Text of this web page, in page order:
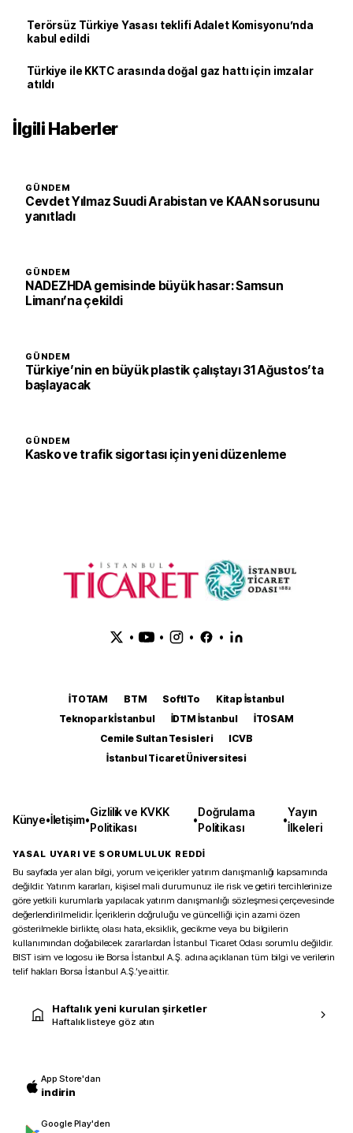
Terörsüz Türkiye Yasası teklifi Adalet Komisyonu’nda
kabul edildi
Türkiye ile KKTC arasında doğal gaz hattı için imzalar
atıldı
İlgili Haberler
GÜNDEM
Cevdet Yılmaz Suudi Arabistan ve KAAN sorusunu
yanıtladı
GÜNDEM
NADEZHDA gemisinde büyük hasar: Samsun
Limanı’na çekildi
GÜNDEM
Türkiye’nin en büyük plastik çalıştayı 31 Ağustos’ta
başlayacak
GÜNDEM
Kasko ve trafik sigortası için yeni düzenleme
• • • •
İTOTAM BTM SoftITo
Kitap İstanbul
Teknopark İstanbul
İDTM İstanbul
İTOSAM
Cemile Sultan Tesisleri
ICVB
İstanbul Ticaret Üniversitesi
Künye•İletişim•
Gizlilik ve KVKK
Politikası
•
Doğrulama
Politikası
•
Yayın
İlkeleri
YASAL UYARI VE SORUMLULUK REDDİ
Bu sayfada yer alan bilgi, yorum ve içerikler yatırım danışmanlığı kapsamında
değildir. Yatırım kararları, kişisel mali durumunuz ile risk ve getiri tercihlerinize
göre yetkili kurumlarla yapılacak yatırım danışmanlığı sözleşmesi çerçevesinde
değerlendirilmelidir. İçeriklerin doğruluğu ve güncelliği için azami özen
gösterilmekle birlikte, olası hata, eksiklik, gecikme veya bu bilgilerin
kullanımından doğabilecek zararlardan İstanbul Ticaret Odası sorumlu değildir.
BIST isim ve logosu ile Borsa İstanbul A.Ş. adına açıklanan tüm bilgi ve verilerin
telif hakları Borsa İstanbul A.Ş.’ye aittir.
Haftalık yeni kurulan şirketler
Haftalık listeye göz atın
App Store'dan
indirin
Google Play'den